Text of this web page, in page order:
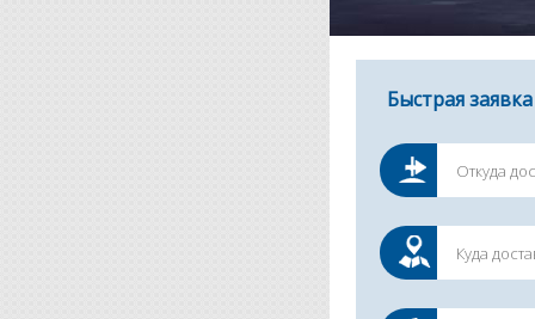
Быстрая заявка